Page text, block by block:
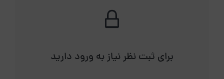
برای ثبت نظر نیاز به ورود دارید